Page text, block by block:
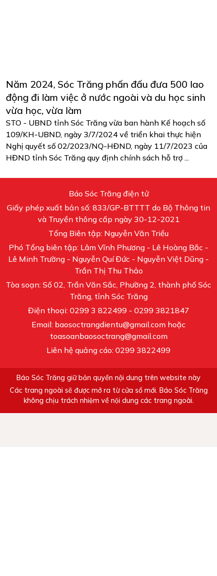
Năm 2024, Sóc Trăng phấn đấu đưa 500 lao
động đi làm việc ở nước ngoài và du học sinh
vừa học, vừa làm
STO - UBND tỉnh Sóc Trăng vừa ban hành Kế hoạch số
109/KH-UBND, ngày 3/7/2024 về triển khai thực hiện
Nghị quyết số 02/2023/NQ-HĐND, ngày 11/7/2023 của
HĐND tỉnh Sóc Trăng quy định chính sách hỗ trợ ...
Báo Sóc Trăng điện tử
Giấy phép xuất bản số: 833/GP-BTTTT do Bộ Thông tin
và Truyền thông cấp ngày 30-12-2021
Tổng Biên tập: Nguyễn Văn Triều
Phó Tổng biên tập: Lâm Vĩnh Phương - Lê Hoàng Bắc -
Lê Minh Trường - Nguyễn Quí Đức - Nguyễn Việt Dũng -
Trần Thị Thu Thảo
Tòa soạn: Số 02, Trần Văn Sắc, Phường 2, thành phố Sóc
Trăng, tỉnh Sóc Trăng
Điện thoại: 0299 3 822499 - 0299 3821847
Email: baosoctrangdientu@gmail.com hoặc
toasoanbaosoctrang@gmail.com
Liên hệ quảng cáo: 0299 3822499
Báo Sóc Trăng giữ bản quyền nội dung trên website này
Các trang ngoài sẽ được mở ra từ cửa sổ mới. Báo Sóc Trăng
không chịu trách nhiệm về nội dung các trang ngoài.